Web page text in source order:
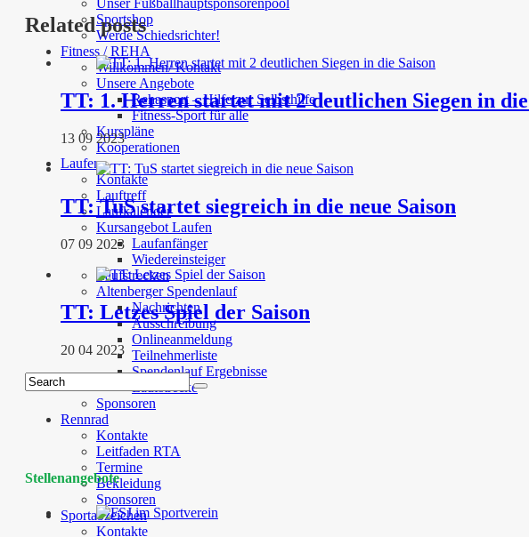
Unser Fußballhauptsponsorenpool
Sportshop
Werde Schiedsrichter!
Fitness / REHA
Willkommen/ Kontakt
Unsere Angebote
Rehasport – Hilfe zur Selbsthilfe
Fitness-Sport für alle
Kurspläne
Kooperationen
Laufen
Kontakte
Lauftreff
Laufkalender
Kursangebot Laufen
Laufanfänger
Wiedereinsteiger
Laufstrecken
Altenberger Spendenlauf
Nachrichten
Ausschreibung
Onlineanmeldung
Teilnehmerliste
Spendenlauf Ergebnisse
Laufstrecke
Sponsoren
Rennrad
Kontakte
Leitfaden RTA
Termine
Bekleidung
Sponsoren
Sportabzeichen
Kontakte
Related posts
TT: 1. Herren startet mit 2 deutlichen Siegen in die
13 09 2023
TT: TuS startet siegreich in die neue Saison
07 09 2023
TT: Letzes Spiel der Saison
20 04 2023
Stellenangebote